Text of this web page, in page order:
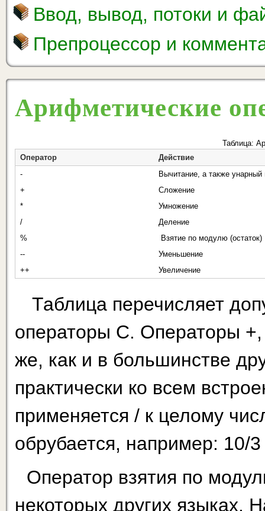
Ввод, вывод, потоки и
Препроцессор и
Арифметические
Таблица:
Оператор
Действие
-
Вычитание, а также унарный
+
Сложение
*
Умножение
/
Деление
%
Взятие по модулю (остаток)
--
Уменьшение
++
Увеличение
Таблица перечисляет
операторы С. Операторы
же, как и в большинстве
практически ко всем
применяется / к целому
обрубается, например: 10/
Оператор взятия по
некоторых других языках.